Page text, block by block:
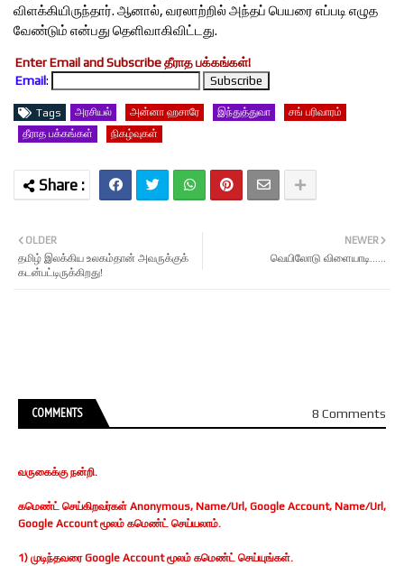
விளக்கியிருந்தார். ஆனால், வரலாற்றில் அந்தப் பெயரை எப்படி எழுத
வேண்டும் என்பது தெளிவாகிவிட்டது.
Enter Email and Subscribe தீராத பக்கங்கள்!
Email:
Tags அரசியல் அன்னா ஹசாரே இந்துத்துவா
சங் பரிவாரம்
தீராத பக்கங்கள்
நிகழ்வுகள்
NEWER
வெயிலோடு விளையாடி......
OLDER
தமிழ் இலக்கிய உலகம்தான் அவருக்குக்
கடன்பட்டிருக்கிறது!
COMMENTS 8 Comments
வருகைக்கு நன்றி.
கமெண்ட் செய்கிறவர்கள் Anonymous, Name/Url, Google Account, Name/Url,
Google Account மூலம் கமெண்ட் செய்யலாம்.
1) முடிந்தவரை Google Account மூலம் கமெண்ட் செய்யுங்கள்.